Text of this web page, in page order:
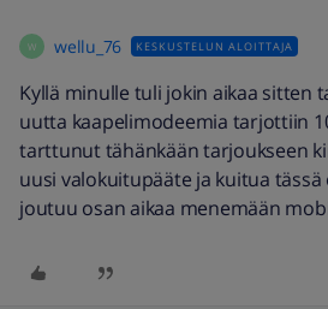
W wellu_76 KESKUSTELUN ALOITTAJA
Kyllä minulle tuli jokin aikaa sitten
uutta kaapelimodeemia tarjottiin
tarttunut tähänkään tarjoukseen
uusi valokuitupääte ja kuitua tässä
joutuu osan aikaa menemään